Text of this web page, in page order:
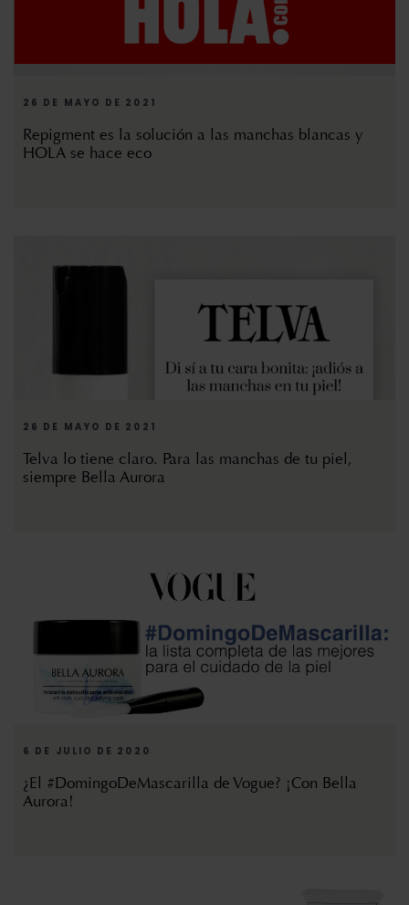
26 DE MAYO DE 2021
Repigment es la solución a las manchas blancas y
HOLA se hace eco
26 DE MAYO DE 2021
Telva lo tiene claro. Para las manchas de tu piel,
siempre Bella Aurora
6 DE JULIO DE 2020
¿El #DomingoDeMascarilla de Vogue? ¡Con Bella
Aurora!